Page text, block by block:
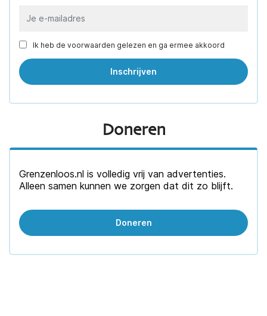
Ik heb de voorwaarden gelezen en ga ermee akkoord
Doneren
Grenzenloos.nl is volledig vrij van advertenties.
Alleen samen kunnen we zorgen dat dit zo blijft.
Doneren